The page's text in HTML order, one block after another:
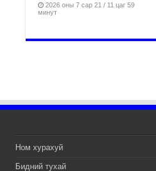
2026 оны 7 сар 21 / 11 цаг 59
минут
Ном хурахуй
Бидний тухай